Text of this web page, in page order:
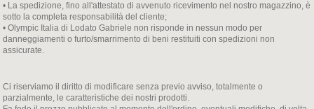
• La spedizione, fino all'attestato di avvenuto ricevimento nel nostro magazzino, è
sotto la completa responsabilità del cliente;
• Olympic Italia di Lodato Gabriele non risponde in nessun modo per
danneggiamenti o furto/smarrimento di beni restituiti con spedizioni non
assicurate.
Ci riserviamo il diritto di modificare senza previo avviso, totalmente o
parzialmente, le caratteristiche dei nostri prodotti.